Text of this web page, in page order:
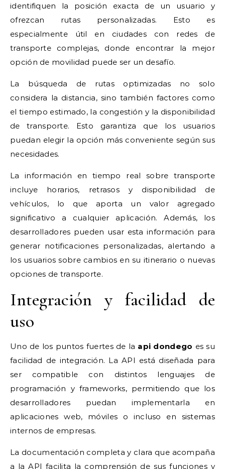
identifiquen la posición exacta de un usuario y
ofrezcan rutas personalizadas. Esto es
especialmente útil en ciudades con redes de
transporte complejas, donde encontrar la mejor
opción de movilidad puede ser un desafío.
La búsqueda de rutas optimizadas no solo
considera la distancia, sino también factores como
el tiempo estimado, la congestión y la disponibilidad
de transporte. Esto garantiza que los usuarios
puedan elegir la opción más conveniente según sus
necesidades.
La información en tiempo real sobre transporte
incluye horarios, retrasos y disponibilidad de
vehículos, lo que aporta un valor agregado
significativo a cualquier aplicación. Además, los
desarrolladores pueden usar esta información para
generar notificaciones personalizadas, alertando a
los usuarios sobre cambios en su itinerario o nuevas
opciones de transporte.
Integración y facilidad de
uso
Uno de los puntos fuertes de la api dondego es su
facilidad de integración. La API está diseñada para
ser compatible con distintos lenguajes de
programación y frameworks, permitiendo que los
desarrolladores puedan implementarla en
aplicaciones web, móviles o incluso en sistemas
internos de empresas.
La documentación completa y clara que acompaña
a la API facilita la comprensión de sus funciones y